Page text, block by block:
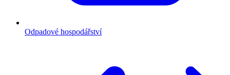
Odpadové hospodářství